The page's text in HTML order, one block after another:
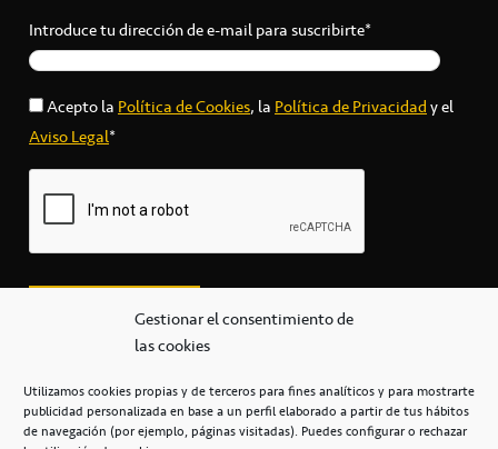
Gestionar el consentimiento de
las cookies
Utilizamos cookies propias y de terceros para fines analíticos y para mostrarte
publicidad personalizada en base a un perfil elaborado a partir de tus hábitos
de navegación (por ejemplo, páginas visitadas). Puedes configurar o rechazar
Introduce tu dirección de e-mail para suscribirte*
Acepto laPolítica de Cookies, laPolítica de Privacidady el
Aviso Legal*
secretaria@cbcanarias.es